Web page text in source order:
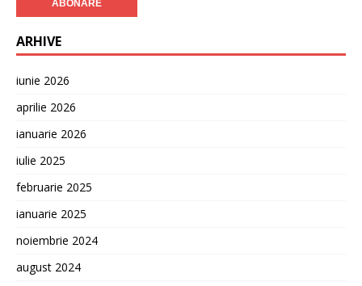
ARHIVE
iunie 2026
aprilie 2026
ianuarie 2026
iulie 2025
februarie 2025
ianuarie 2025
noiembrie 2024
august 2024